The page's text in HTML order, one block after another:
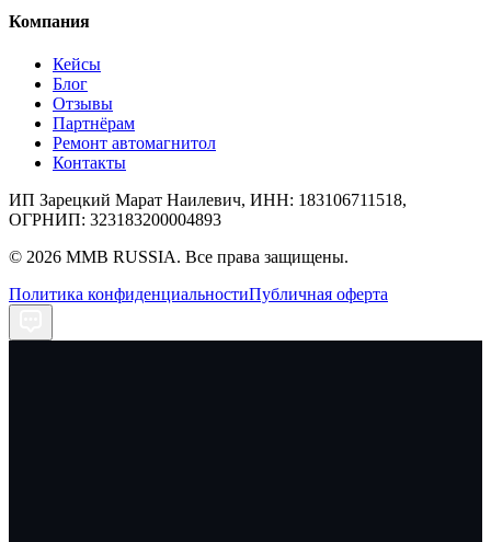
Компания
Кейсы
Блог
Отзывы
Партнёрам
Ремонт автомагнитол
Контакты
ИП Зарецкий Марат Наилевич, ИНН: 183106711518,
ОГРНИП: 323183200004893
© 2026 MMB RUSSIA. Все права защищены.
Политика конфиденциальностиПубличная оферта